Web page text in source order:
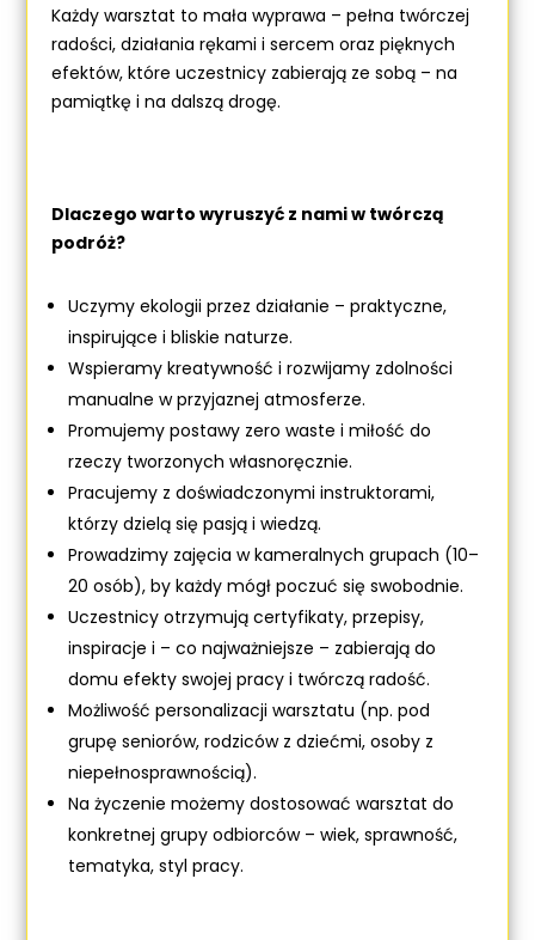
Każdy warsztat to mała wyprawa – pełna twórczej
radości, działania rękami i sercem oraz pięknych
efektów, które uczestnicy zabierają ze sobą – na
pamiątkę i na dalszą drogę.
Dlaczego warto wyruszyć z nami w twórczą
podróż?
Uczymy ekologii przez działanie – praktyczne,
inspirujące i bliskie naturze.
Wspieramy kreatywność i rozwijamy zdolności
manualne w przyjaznej atmosferze.
Promujemy postawy zero waste i miłość do
rzeczy tworzonych własnoręcznie.
Pracujemy z doświadczonymi instruktorami,
którzy dzielą się pasją i wiedzą.
Prowadzimy zajęcia w kameralnych grupach (10–
20 osób), by każdy mógł poczuć się swobodnie.
Uczestnicy otrzymują certyfikaty, przepisy,
inspiracje i – co najważniejsze – zabierają do
domu efekty swojej pracy i twórczą radość.
Możliwość personalizacji warsztatu (np. pod
grupę seniorów, rodziców z dziećmi, osoby z
niepełnosprawnością).
Na życzenie możemy dostosować warsztat do
konkretnej grupy odbiorców – wiek, sprawność,
tematyka, styl pracy.